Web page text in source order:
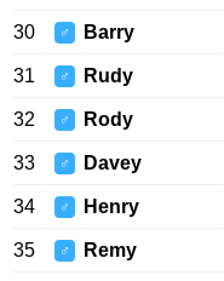
30 ♂ Barry
31 ♂ Rudy
32 ♂ Rody
33 ♂ Davey
34 ♂ Henry
35 ♂ Remy